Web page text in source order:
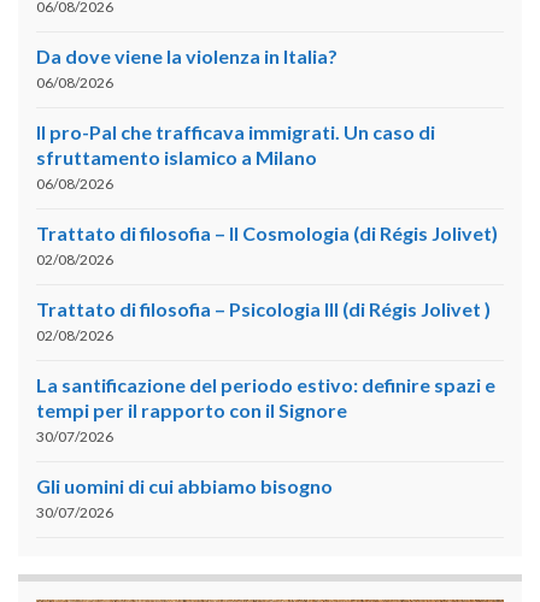
06/08/2026
Da dove viene la violenza in Italia?
06/08/2026
Il pro-Pal che trafficava immigrati. Un caso di
sfruttamento islamico a Milano
06/08/2026
Trattato di filosofia – II Cosmologia (di Régis Jolivet)
02/08/2026
Trattato di filosofia – Psicologia III (di Régis Jolivet )
02/08/2026
La santificazione del periodo estivo: definire spazi e
tempi per il rapporto con il Signore
30/07/2026
Gli uomini di cui abbiamo bisogno
30/07/2026